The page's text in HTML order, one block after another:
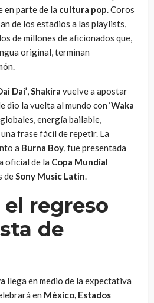
en parte de la cultura pop. Coros
de los estadios a las playlists,
de millones de aficionados que,
original, terminan
Dai’,Shakira vuelve a apostar
dio la vuelta al mundo con ‘Waka
energía bailable,
frase fácil de repetir. La
a Burna Boy, fue presentada
oficial de la Copa Mundial
deSony Music Latin.
el regreso
de
llega en medio de la expectativa
en México, Estados